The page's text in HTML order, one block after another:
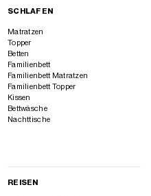
SCHLAFEN
Matratzen
Topper
Betten
Familienbett
Familienbett Matratzen
Familienbett Topper
Kissen
Bettwäsche
Nachttische
REISEN